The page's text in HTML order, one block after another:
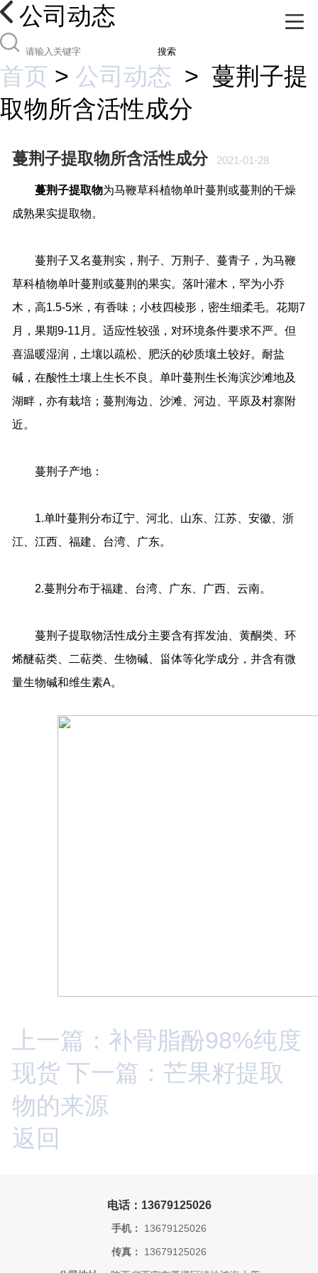
公司动态
搜索
首页 > 公司动态 > 蔓荆子提
取物所含活性成分
蔓荆子提取物所含活性成分 2021-01-28
蔓荆子提取物为马鞭草科植物单叶蔓荆或蔓荆的干燥
成熟果实提取物。
蔓荆子又名蔓荆实，荆子、万荆子、蔓青子，为马鞭
草科植物单叶蔓荆或蔓荆的果实。落叶灌木，罕为小乔
木，高1.5-5米，有香味；小枝四棱形，密生细柔毛。花期7
月，果期9-11 月。适应性较强，对环境条件要求不严。但
喜温暖湿润，土壤以疏松、肥沃的砂质壤土较好。耐盐
碱，在酸性土壤上生长不良。单叶蔓荆生长海滨沙滩地及
湖畔，亦有栽培；蔓荆海边、沙滩、河边、平原及村寨附
近。
蔓荆子产地：
1.单叶蔓荆分布辽宁、河北、山东、江苏、安徽、浙
江、江西、福建、台湾、广东。
2.蔓荆分布于福建、台湾、广东、广西、云南。
蔓荆子提取物活性成分主要含有挥发油、黄酮类、环
烯醚萜类、二萜类、生物碱、甾体等化学成分，并含有微
量生物碱和维生素A。
上一篇：补骨脂酚98%纯度
现货 下一篇：芒果籽提取
物的来源
返回
电话：13679125026
手机： 13679125026
传真： 13679125026